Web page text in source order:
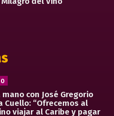
mano con José Gregorio
Cuello: “Ofrecemos al
viajar al Caribe y pagar